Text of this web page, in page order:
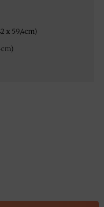
x 59,4cm)